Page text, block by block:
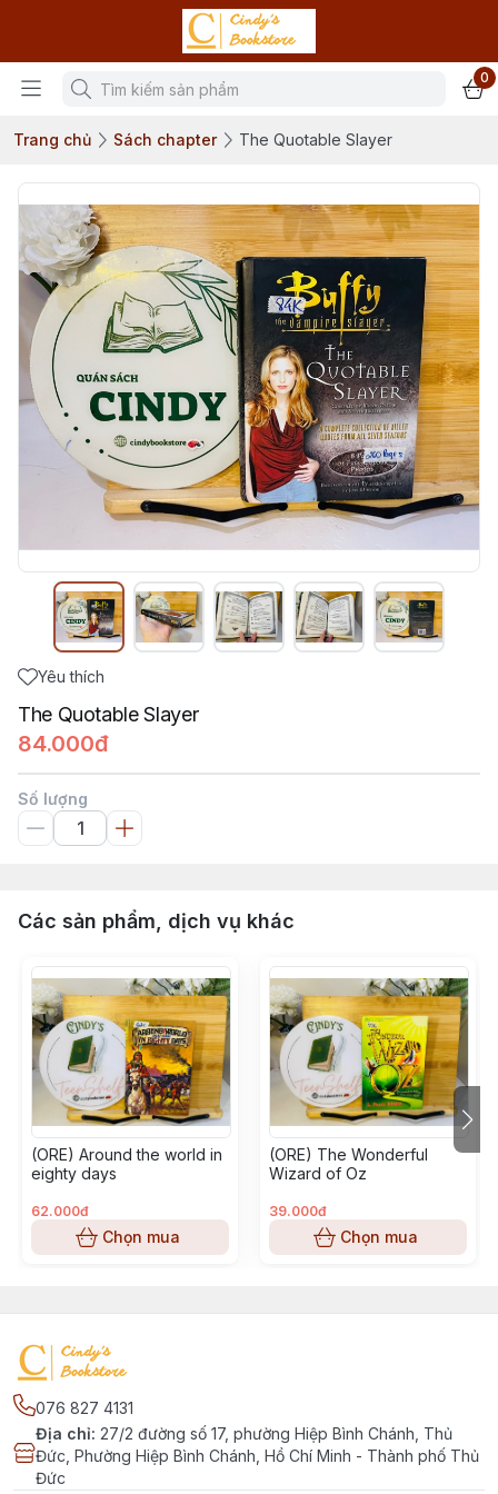
0
Trang chủ Sách chapter The Quotable Slayer
Yêu thích
The Quotable Slayer
84.000đ
Số lượng
Các sản phẩm, dịch vụ khác
(ORE) Around the world in
eighty days
62.000đ
Chọn mua
(ORE) The Wonderful
Wizard of Oz
39.000đ
Chọn mua
076 827 4131
Địa chỉ: 27/2 đường số 17, phường Hiệp Bình Chánh, Thủ
Đức, Phường Hiệp Bình Chánh, Hồ Chí Minh - Thành phố Thủ
Đức